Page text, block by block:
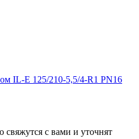
IL-E 125/210-5,5/4-R1 PN16
с вами и уточнят